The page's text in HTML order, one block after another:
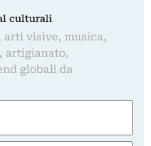
culturali
visive, musica,
artigianato,
globali da